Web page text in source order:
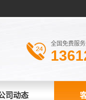
全国免费服务
司动态